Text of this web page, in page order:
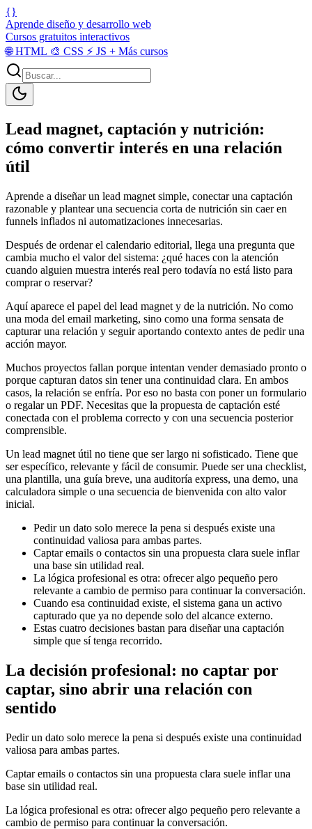
{}
Aprende diseño y desarrollo web
Cursos gratuitos interactivos
🌐HTML 🎨 CSS ⚡ JS + Más cursos
Lead magnet, captación y nutrición:
cómo convertir interés en una relación
útil
Aprende a diseñar un lead magnet simple, conectar una captación
razonable y plantear una secuencia corta de nutrición sin caer en
funnels inflados ni automatizaciones innecesarias.
Después de ordenar el calendario editorial, llega una pregunta que
cambia mucho el valor del sistema: ¿qué haces con la atención
cuando alguien muestra interés real pero todavía no está listo para
comprar o reservar?
Aquí aparece el papel del lead magnet y de la nutrición. No como
una moda del email marketing, sino como una forma sensata de
capturar una relación y seguir aportando contexto antes de pedir una
acción mayor.
Muchos proyectos fallan porque intentan vender demasiado pronto o
porque capturan datos sin tener una continuidad clara. En ambos
casos, la relación se enfría. Por eso no basta con poner un formulario
o regalar un PDF. Necesitas que la propuesta de captación esté
conectada con el problema correcto y con una secuencia posterior
comprensible.
Un lead magnet útil no tiene que ser largo ni sofisticado. Tiene que
ser específico, relevante y fácil de consumir. Puede ser una checklist,
una plantilla, una guía breve, una auditoría express, una demo, una
calculadora simple o una secuencia de bienvenida con alto valor
inicial.
Pedir un dato solo merece la pena si después existe una
continuidad valiosa para ambas partes.
Captar emails o contactos sin una propuesta clara suele inflar
una base sin utilidad real.
La lógica profesional es otra: ofrecer algo pequeño pero
relevante a cambio de permiso para continuar la conversación.
Cuando esa continuidad existe, el sistema gana un activo
capturado que ya no depende solo del alcance externo.
Estas cuatro decisiones bastan para diseñar una captación
simple que sí tenga recorrido.
La decisión profesional: no captar por
captar, sino abrir una relación con
sentido
Pedir un dato solo merece la pena si después existe una continuidad
valiosa para ambas partes.
Captar emails o contactos sin una propuesta clara suele inflar una
base sin utilidad real.
La lógica profesional es otra: ofrecer algo pequeño pero relevante a
cambio de permiso para continuar la conversación.